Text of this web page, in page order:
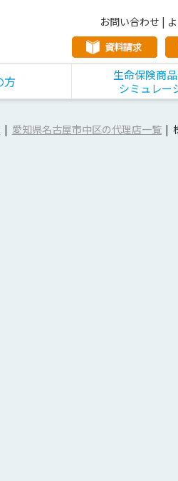
お問い合わせ |
方
生命保険商品
シミュレー
愛知県名古屋市中区の代理店一覧